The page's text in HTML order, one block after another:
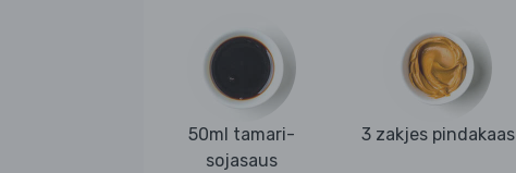
50ml tamari-
sojasaus
3 zakjes pindakaas